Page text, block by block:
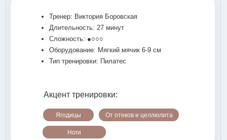
Тренер: Виктория Боровская
Длительность: 27 минут
Сложность: ●○○○
Оборудование: Мягкий мячик 6-9 см
Тип тренировки: Пилатес
Акцент тренировки:
Ягодицы От отеков и целлюлита
Ноги